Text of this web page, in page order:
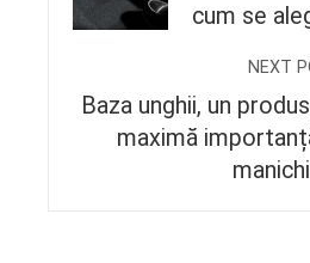
cum se
NEXT
Baza unghii, un
maximă